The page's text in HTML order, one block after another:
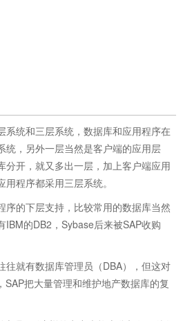
系统和三层系统，数据库和应用程序在
统，另外一层当然是客户端的应用层
分开，就又多出一层，加上客户端应用
程序都采用三层系统。
序的下层支持，比较常用的数据库当然
IBM的DB2，Sybase后来被SAP收购
往就有数据库管理员（DBA），但这对
把大量管理和维护地产数据库的复